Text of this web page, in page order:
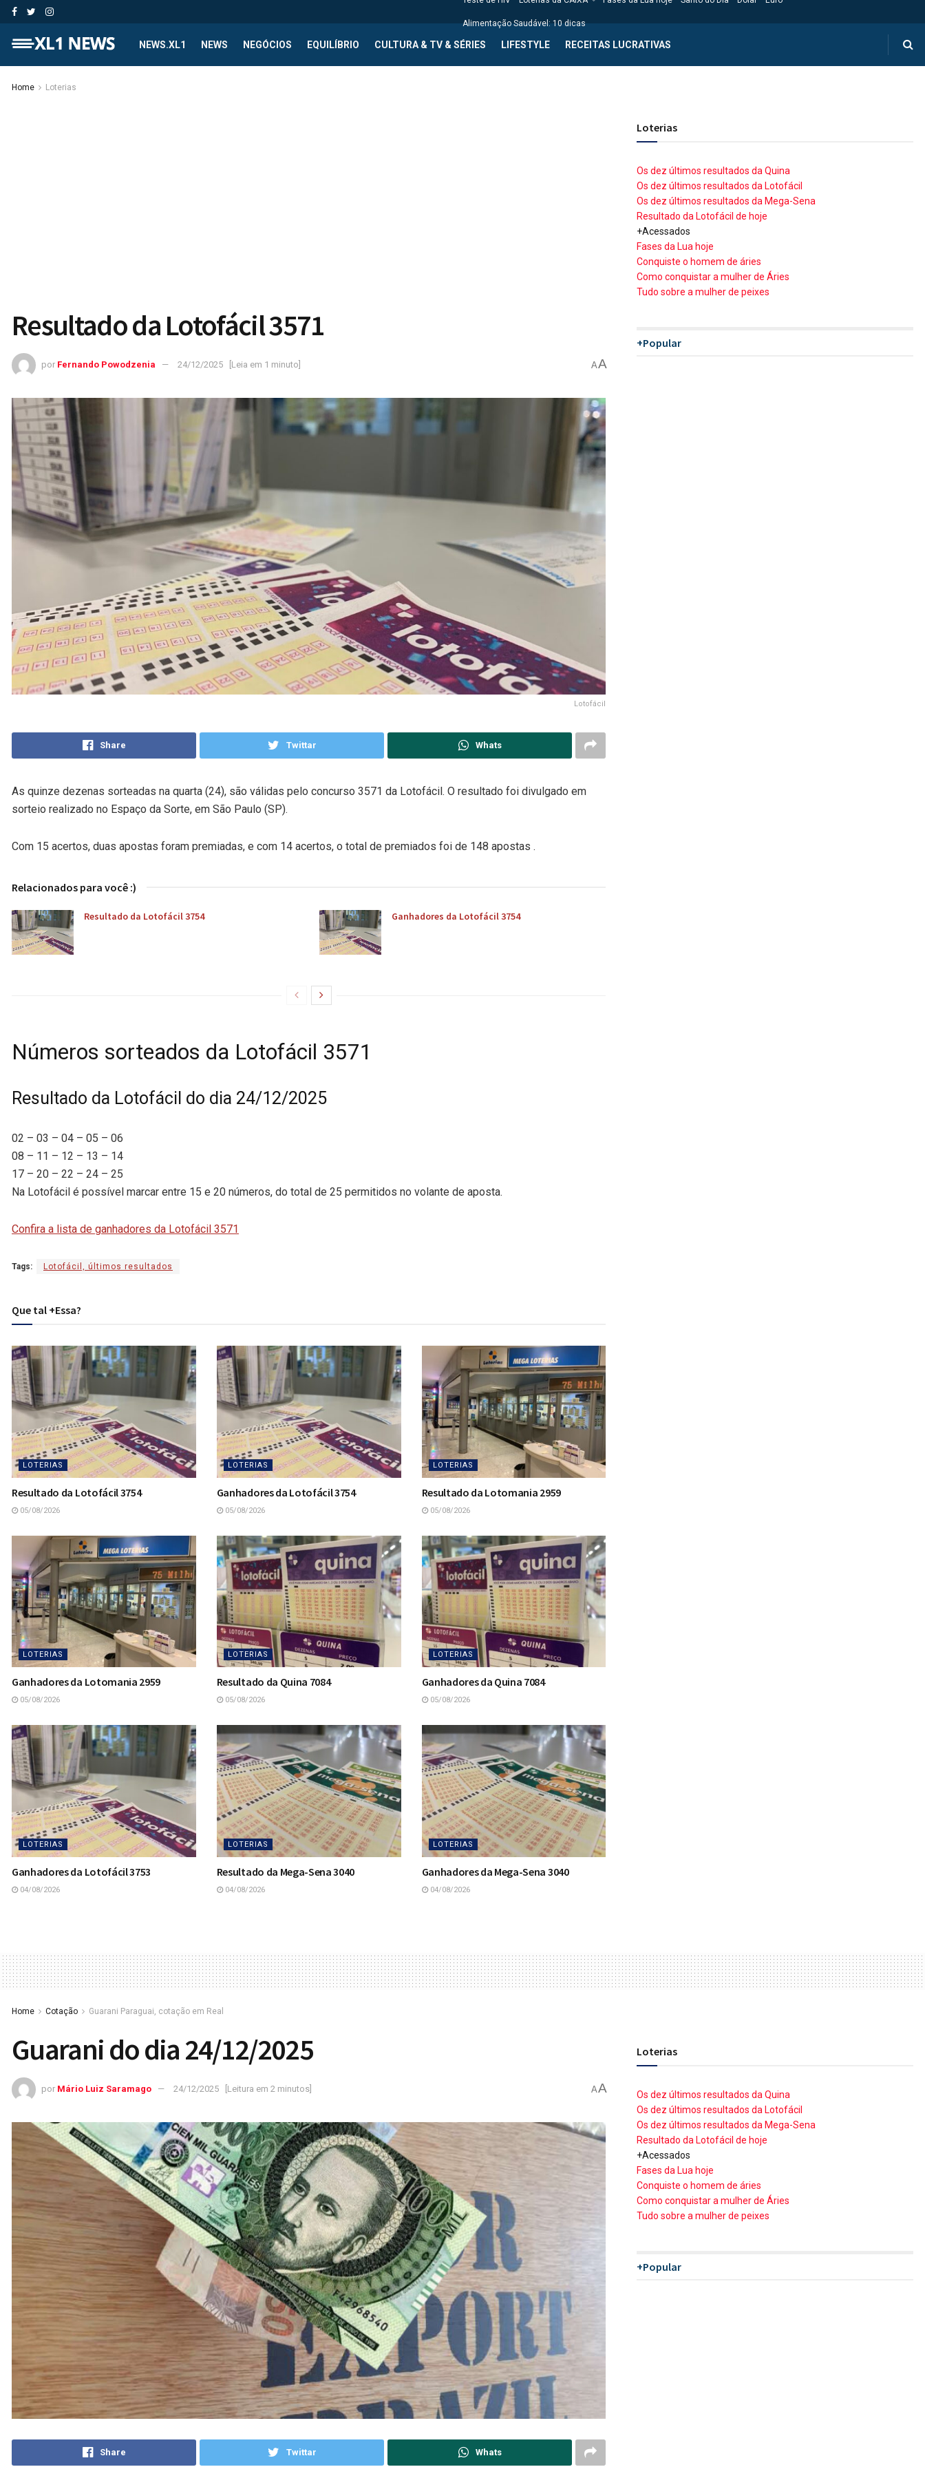
Alimentação Saudável: 10 dicas
NEWS.XL1 NEWS NEGÓCIOS EQUILÍBRIO CULTURA & TV & SÉRIES LIFESTYLE RECEITAS LUCRATIVAS
Home Loterias
Resultado da Lotofácil 3571
por Fernando Powodzenia 24/12/2025 [Leia em 1 minuto] AA
Lotofácil
Share Twittar Whats
As quinze dezenas sorteadas na quarta (24), são válidas pelo concurso 3571 da Lotofácil. O resultado foi divulgado em
sorteio realizado no Espaço da Sorte, em São Paulo (SP).
Com 15 acertos, duas apostas foram premiadas, e com 14 acertos, o total de premiados foi de 148 apostas .
Relacionados para você :)
Resultado da Lotofácil 3754 Ganhadores da Lotofácil 3754
Números sorteados da Lotofácil 3571
Resultado da Lotofácil do dia 24/12/2025
02 – 03 – 04 – 05 – 06
08 – 11 – 12 – 13 – 14
17 – 20 – 22 – 24 – 25
Na Lotofácil é possível marcar entre 15 e 20 números, do total de 25 permitidos no volante de aposta.
Confira a lista de ganhadores da Lotofácil 3571
Tags: Lotofácil, últimos resultados
Que tal +Essa?
LOTERIAS
Resultado da Lotofácil 3754
05/08/2026
LOTERIAS
Ganhadores da Lotofácil 3754
05/08/2026
LOTERIAS
Resultado da Lotomania 2959
05/08/2026
LOTERIAS
Ganhadores da Lotomania 2959
05/08/2026
LOTERIAS
Resultado da Quina 7084
05/08/2026
LOTERIAS
Ganhadores da Quina 7084
05/08/2026
LOTERIAS
Ganhadores da Lotofácil 3753
04/08/2026
LOTERIAS
Resultado da Mega-Sena 3040
04/08/2026
LOTERIAS
Ganhadores da Mega-Sena 3040
04/08/2026
Loterias
Os dez últimos resultados da Quina
Os dez últimos resultados da Lotofácil
Os dez últimos resultados da Mega-Sena
Resultado da Lotofácil de hoje
+Acessados
Fases da Lua hoje
Conquiste o homem de áries
Como conquistar a mulher de Áries
Tudo sobre a mulher de peixes
+Popular
Home Cotação Guarani Paraguai, cotação em Real
Guarani do dia 24/12/2025
por Mário Luiz Saramago 24/12/2025 [Leitura em 2 minutos] AA
Share Twittar Whats
Loterias
Os dez últimos resultados da Quina
Os dez últimos resultados da Lotofácil
Os dez últimos resultados da Mega-Sena
Resultado da Lotofácil de hoje
+Acessados
Fases da Lua hoje
Conquiste o homem de áries
Como conquistar a mulher de Áries
Tudo sobre a mulher de peixes
+Popular